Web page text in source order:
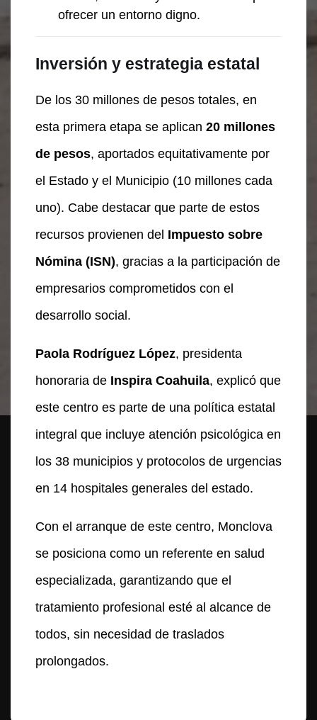
ofrecer un entorno digno.
Inversión y estrategia estatal
De los 30 millones de pesos totales, en
esta primera etapa se aplican 20 millones
de pesos, aportados equitativamente por
el Estado y el Municipio (10 millones cada
uno). Cabe destacar que parte de estos
recursos provienen del Impuesto sobre
Nómina (ISN), gracias a la participación de
empresarios comprometidos con el
desarrollo social.
Paola Rodríguez López, presidenta
honoraria de Inspira Coahuila, explicó que
este centro es parte de una política estatal
integral que incluye atención psicológica en
los 38 municipios y protocolos de urgencias
en 14 hospitales generales del estado.
Con el arranque de este centro, Monclova
se posiciona como un referente en salud
especializada, garantizando que el
tratamiento profesional esté al alcance de
todos, sin necesidad de traslados
prolongados.